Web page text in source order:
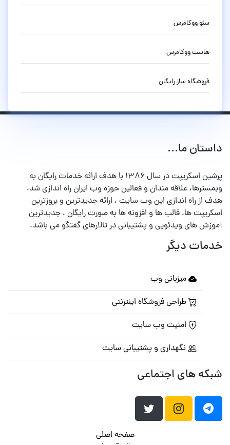
سئو ووکامرس
هاست ووکامرس
فروشگاه ساز رایگان
داستان ما...
پرشین اسکریپت در سال ۱۳۸۶ با هدف ارائه خدمات رایگان به
وبمسترها، علاقه مندان و فعالین حوزه وب ایران راه اندازی شد.
هدف از راه اندازی این وب سایت ، ارائه جدیدترین و بروزترین
اسکریپت ها، قالب ها و افزونه ها به صورت رایگان ، جدیدترین
آموزش های ویدئویی و پشتیبانی در تالارهای گفتگو می باشد.
خدمات دیگر
میزبانی وب
طراحی فروشگاه اینترنتی
امنیت وب سایت
نگهداری و پشتیبانی سایت
شبکه های اجتماعی
صفحه اصلی